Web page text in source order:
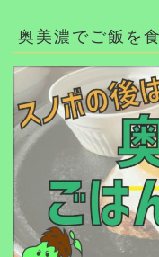
奥美濃でご飯を